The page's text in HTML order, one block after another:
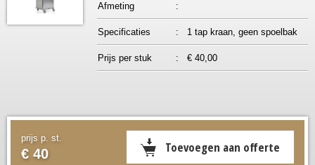
Afmeting :
Specificaties : 1 tap kraan, geen spoelbak
Prijs per stuk : € 40,00
prijs p. st.
€ 40